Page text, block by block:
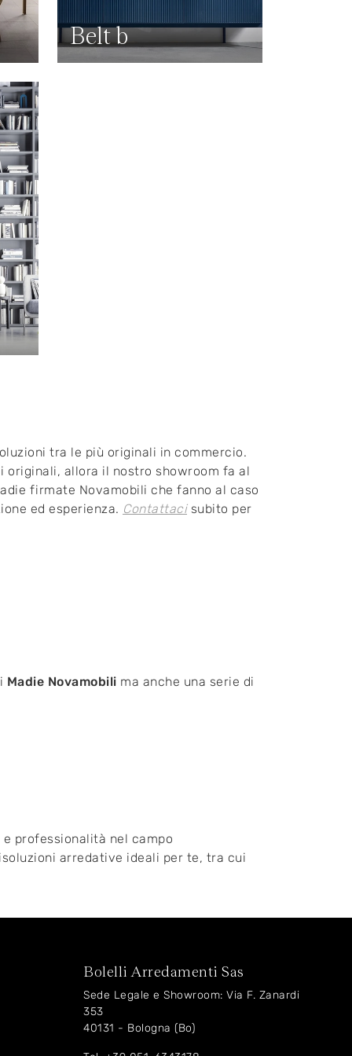
Belt b
tra le più originali in commercio.
allora il nostro showroom fa al
firmate Novamobili che fanno al caso
ed esperienza. Contattacisubito per
Madie Novamobili ma anche una serie di
professionalità nel campo
arredative ideali per te, tra cui
Bolelli Arredamenti Sas
Sede Legale e Showroom: Via F. Zanardi
353
40131 - Bologna (Bo)